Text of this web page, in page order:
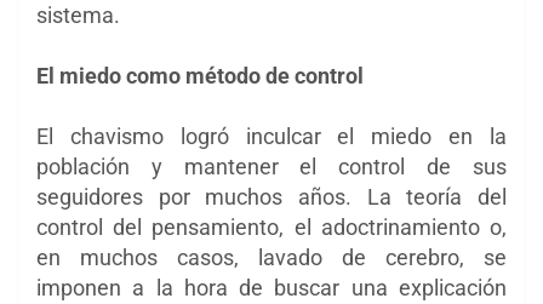
sistema.
El miedo como método de control
El chavismo logró inculcar el miedo en la
población y mantener el control de sus
seguidores por muchos años. La teoría del
control del pensamiento, el adoctrinamiento o,
en muchos casos, lavado de cerebro, se
imponen a la hora de buscar una explicación